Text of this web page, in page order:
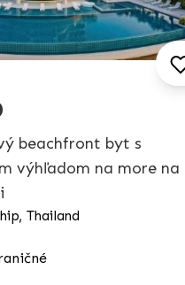
beachfront byt s
výhľadom na more na
Thailand